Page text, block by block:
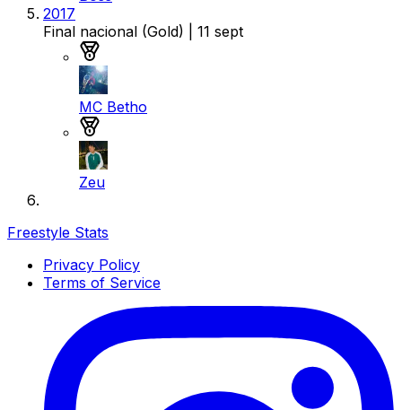
2017
Final nacional (Gold) | 11 sept
MC Betho
Zeu
Freestyle Stats
Privacy Policy
Terms of Service